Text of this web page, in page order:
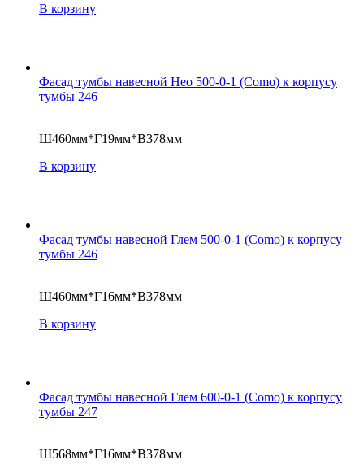
В корзину
Фасад тумбы навесной Нео 500-0-1 (Como) к корпусу
тумбы 246
Ш460мм*Г19мм*В378мм
В корзину
Фасад тумбы навесной Глем 500-0-1 (Como) к корпусу
тумбы 246
Ш460мм*Г16мм*В378мм
В корзину
Фасад тумбы навесной Глем 600-0-1 (Como) к корпусу
тумбы 247
Ш568мм*Г16мм*В378мм